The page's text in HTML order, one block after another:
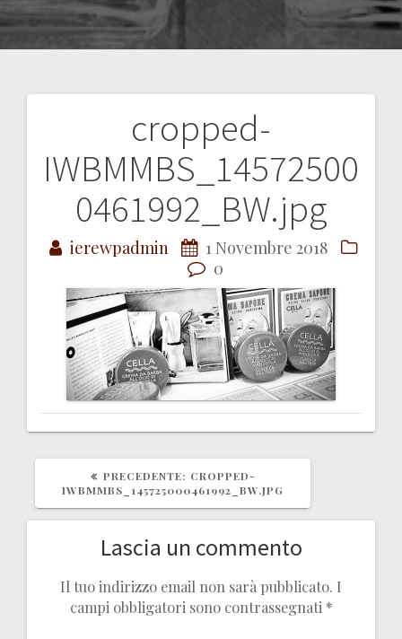
cropped-
IWBMMBS_14572500
0461992_BW.jpg
ierewpadmin
1 Novembre 2018
0
Navigazione
articoli
PRECEDENTE: ARTICOLO
PRECEDENTE:
CROPPED-
IWBMMBS_145725000461992_BW.JPG
Lascia un commento
Il tuo indirizzo email non sarà pubblicato. I
campi obbligatori sono contrassegnati *